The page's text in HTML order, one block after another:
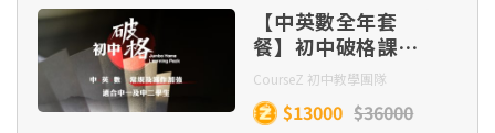
【中英數全年套
餐】初中破格課程
(中一及中二)
CourseZ 初中教學團隊
$13000 $36000